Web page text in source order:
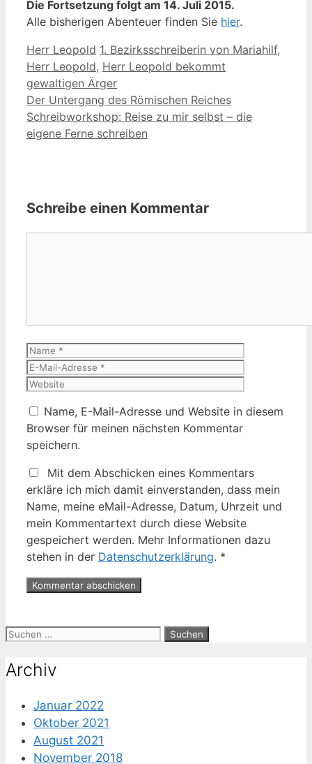
Die Fortsetzung folgt am 14. Juli 2015.
Alle bisherigen Abenteuer finden Sie hier.
Kategorien
Herr Leopold Schlagwörter
1. Bezirksschreiberin von Mariahilf,
Herr Leopold, Herr Leopold bekommt
gewaltigen Ärger
Der Untergang des Römischen Reiches
Schreibworkshop: Reise zu mir selbst – die
eigene Ferne schreiben
Schreibe einen Kommentar
Name
Name, E-Mail-Adresse und Website in diesem
Browser für meinen nächsten Kommentar
speichern.
Mit dem Abschicken eines Kommentars
erkläre ich mich damit einverstanden, dass mein
Name, meine eMail-Adresse, Datum, Uhrzeit und
mein Kommentartext durch diese Website
gespeichert werden. Mehr Informationen dazu
stehen in der Datenschutzerklärung. *
Suche
Archiv
Januar 2022
Oktober 2021
August 2021
November 2018